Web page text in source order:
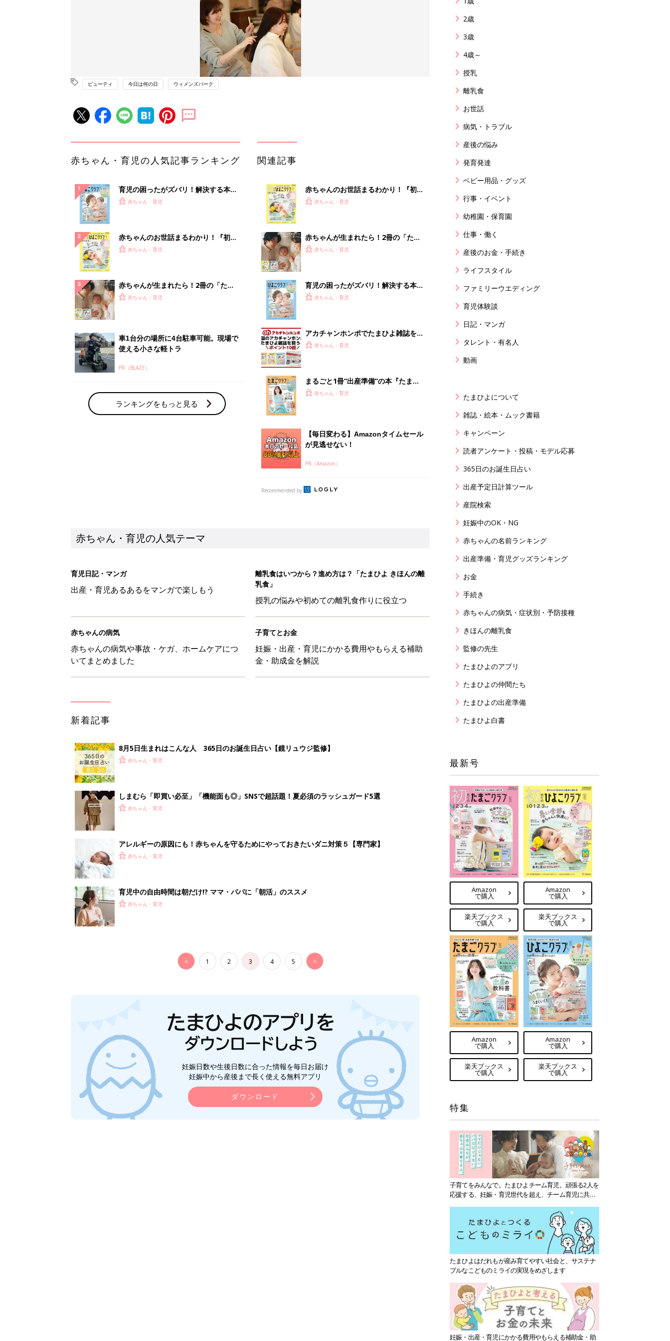
ビューティ 今日は何の日 ウィメンズパーク
赤ちゃん・育児の人気記事ランキング
育児の困ったがズバリ！解決する本
『ひよこクラブ 夏号』 4カ月～2才
赤ちゃん・育児
赤ちゃんのお世話まるわかり！『初め
てのひよこクラブ 夏号』〈巻頭大特
赤ちゃん・育児
赤ちゃんが生まれたら！2冊の「たま
ひよ」
赤ちゃん・育児
車1台分の場所に4台駐車可能。現場で
使える小さな軽トラ
PR（BLAZE）
ランキングをもっと見る
関連記事
赤ちゃんのお世話まるわかり！『初め
てのひよこクラブ 夏号』〈巻頭大特
赤ちゃん・育児
赤ちゃんが生まれたら！2冊の「たま
ひよ」
赤ちゃん・育児
育児の困ったがズバリ！解決する本
『ひよこクラブ 夏号』 4カ月～2才
赤ちゃん・育児
アカチャンホンポでたまひよ雑誌を買
うとポイント10倍【期間限定】
赤ちゃん・育児
まるごと1冊“出産準備”の本『たまご
クラブ 夏号』〈スペシャル大特集〉
赤ちゃん・育児
【毎日変わる】Amazonタイムセール
が見逃せない！
PR（Amazon）
Recommended by
赤ちゃん・育児の人気テーマ
育児日記・マンガ
出産・育児あるあるをマンガで楽しもう
離乳食はいつから？進め方は？「たまひよ きほんの離
乳食」
授乳の悩みや初めての離乳食作りに役立つ
赤ちゃんの病気
赤ちゃんの病気や事故・ケガ、ホームケアにつ
いてまとめました
子育てとお金
妊娠・出産・育児にかかる費用やもらえる補助
金・助成金を解説
新着記事
8月5日生まれはこんな人 365日のお誕生日占い【鏡リュウジ監修】
赤ちゃん・育児
しまむら「即買い必至」「機能面も◎」SNSで超話題！夏必須のラッシュガード5選
赤ちゃん・育児
アレルギーの原因にも！赤ちゃんを守るためにやっておきたいダニ対策５【専門家】
赤ちゃん・育児
育児中の自由時間は朝だけ!? ママ・パパに「朝活」のススメ
赤ちゃん・育児
< 1 2 3 4 5 >
妊娠日数や生後日数に合った情報を毎日お届け
妊娠中から産後まで長く使える無料アプリ
ダウンロード
2歳
3歳
4歳～
授乳
離乳食
お世話
病気・トラブル
産後の悩み
発育発達
ベビー用品・グッズ
行事・イベント
幼稚園・保育園
仕事・働く
産後のお金・手続き
ライフスタイル
ファミリーウエディング
育児体験談
日記・マンガ
タレント・有名人
動画
たまひよについて
雑誌・絵本・ムック書籍
キャンペーン
読者アンケート・投稿・モデル応募
365日のお誕生日占い
出産予定日計算ツール
産院検索
妊娠中のOK・NG
赤ちゃんの名前ランキング
出産準備・育児グッズランキング
お金
手続き
赤ちゃんの病気・症状別・予防接種
きほんの離乳食
監修の先生
たまひよのアプリ
たまひよの仲間たち
たまひよの出産準備
たまひよ白書
最新号
Amazon
で購入
楽天ブックス
で購入
Amazon
で購入
楽天ブックス
で購入
Amazon
で購入
楽天ブックス
で購入
Amazon
で購入
楽天ブックス
で購入
特集
子育てをみんなで。たまひよチーム育児。頑張る2人を
応援する、妊娠・育児世代を超え、チーム育児に共感
たまひよはだれもが産み育てやすい社会と、サステナ
ブルなこどものミライの実現をめざします
妊娠・出産・育児にかかる費用やもらえる補助金・助